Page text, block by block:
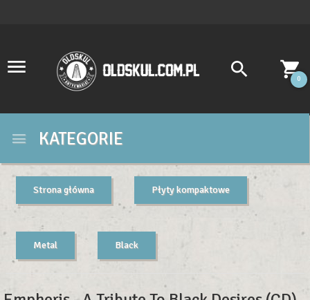
0
KATEGORIE
Strona główna Płyty kompaktowe
Metal Black